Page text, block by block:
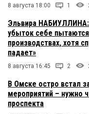
8 августа 18:00 1
Эльвира
убыток себе
производствах, хотя
падает»
8 августа 16:45 2
В Омске остро встал
мероприятий – нужно
проспекта